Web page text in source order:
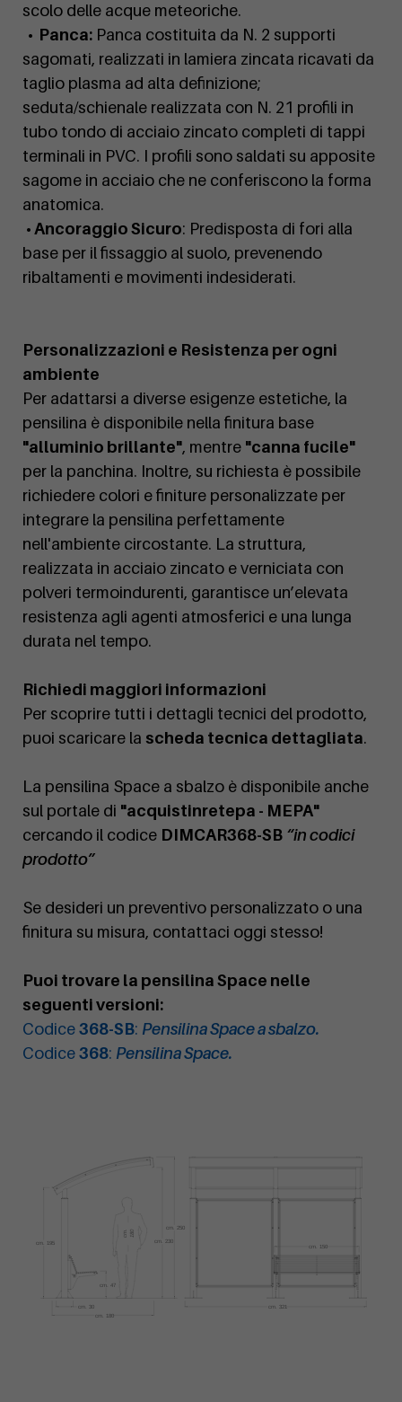
scolo delle acque meteoriche.
• Panca: Panca costituita da N. 2 supporti
sagomati, realizzati in lamiera zincata ricavati da
taglio plasma ad alta definizione;
seduta/schienale realizzata con N. 21 profili in
tubo tondo di acciaio zincato completi di tappi
terminali in PVC. I profili sono saldati su apposite
sagome in acciaio che ne conferiscono la forma
anatomica.
• Ancoraggio Sicuro: Predisposta di fori alla
base per il fissaggio al suolo, prevenendo
ribaltamenti e movimenti indesiderati.
Personalizzazioni e Resistenza per ogni
ambiente
Per adattarsi a diverse esigenze estetiche, la
pensilina è disponibile nella finitura base
"alluminio brillante", mentre "canna fucile"
per la panchina. Inoltre, su richiesta è possibile
richiedere colori e finiture personalizzate per
integrare la pensilina perfettamente
nell'ambiente circostante. La struttura,
realizzata in acciaio zincato e verniciata con
polveri termoindurenti, garantisce un’elevata
resistenza agli agenti atmosferici e una lunga
durata nel tempo.
Richiedi maggiori informazioni
Per scoprire tutti i dettagli tecnici del prodotto,
puoi scaricare la scheda tecnica dettagliata.
La pensilina Space a sbalzo è disponibile anche
sul portale di "acquistinretepa - MEPA"
cercando il codice DIMCAR368-SB “in codici
prodotto”
Se desideri un preventivo personalizzato o una
finitura su misura, contattaci oggi stesso!
Puoi trovare la pensilina Space nelle
seguenti versioni:
Codice368-SB: Pensilina Space a sbalzo.
Codice368: Pensilina Space.